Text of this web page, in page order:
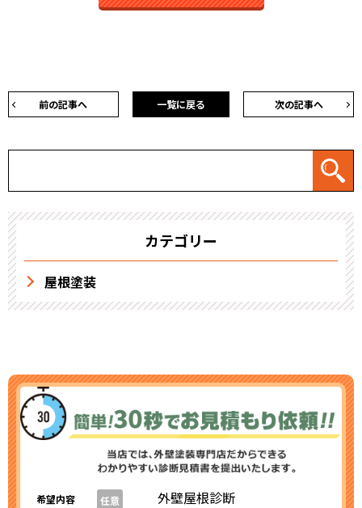
前の記事へ 次の記事へ
一覧に戻る
カテゴリー
屋根塗装
希望内容 任意
外壁屋根診断